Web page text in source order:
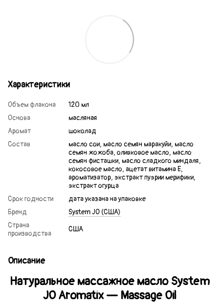
Характеристики
Объем флакона
120 мл
Основа
масляная
Аромат
шоколад
Состав
масло сои, масло семян маракуйи, масло
семян жожоба, оливковое масло, масло
семян фисташки, масло сладкого миндаля,
кокосовое масло, ацетат витамина Е,
ароматизатор, экстракт пуэрии мерифики,
экстракт огурца
Срок годности
дата указана на упаковке
Бренд
System JO (США)
Страна
производства
США
Описание
Натуральное массажное масло System
JO Aromatix — Massage Oil